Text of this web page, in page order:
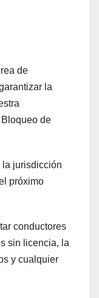
de
la
de
la jurisdicción
próximo
conductores
sin licencia, la
y cualquier